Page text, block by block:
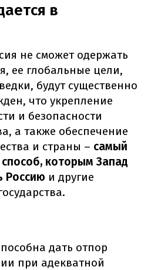
в
не сможет одержать
ее глобальные цели,
будут существенно
что укрепление
и безопасности
а также обеспечение
и страны – самый
которым Запад
Россию и другие
дать отпор
при адекватной